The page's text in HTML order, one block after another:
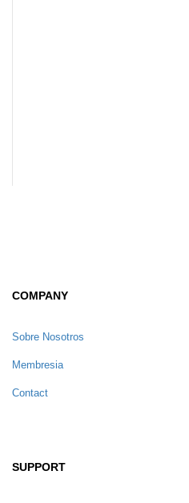
COMPANY
Sobre Nosotros
Membresia
Contact
SUPPORT